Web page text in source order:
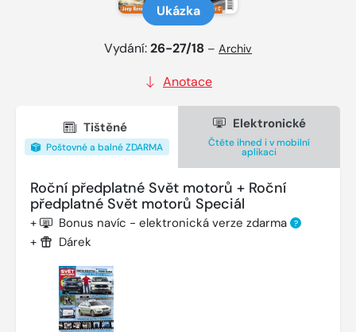
Ukázka
Vydání:26-27/18 – Archiv
Anotace
Tištěné
Poštovné a balné ZDARMA
Elektronické
Čtěte ihned i v mobilní
aplikaci
Roční předplatné Svět motorů + Roční
předplatné Svět motorů Speciál
+ Bonus navíc - elektronická verze zdarma ?
+ Dárek